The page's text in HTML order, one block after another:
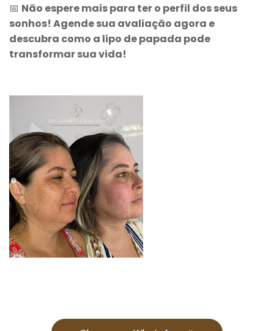
📅 Não espere mais para ter o perfil dos seus
sonhos! Agende sua avaliação agora e
descubra como a lipo de papada pode
transformar sua vida!